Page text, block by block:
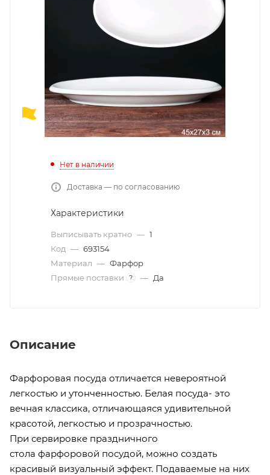
Нет в наличии
Доставка — по согласованию
Характеристики
Выписывать кратно — 1
Код — 693154
Материал — Фарфор
Прямые поставки
? — Да
Описание
Фарфоровая посуда отличается невероятной
легкостью и утонченностью. Белая посуда- это
вечная классика, отличающаяся удивительной
красотой, легкостью и прозрачностью.
При сервировке праздничного
стола фарфоровой посудой, можно создать
красивый визуальный эффект. Подаваемые на них